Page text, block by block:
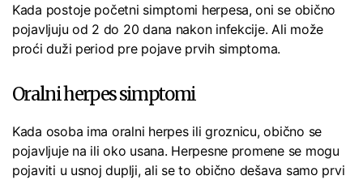
Kada postoje početni simptomi herpesa, oni se obično
pojavljuju od 2 do 20 dana nakon infekcije. Ali može
proći duži period pre pojave prvih simptoma.
Oralni herpes simptomi
Kada osoba ima oralni herpes ili groznicu, obično se
pojavljuje na ili oko usana. Herpesne promene se mogu
pojaviti u usnoj duplji, ali se to obično dešava samo prvi